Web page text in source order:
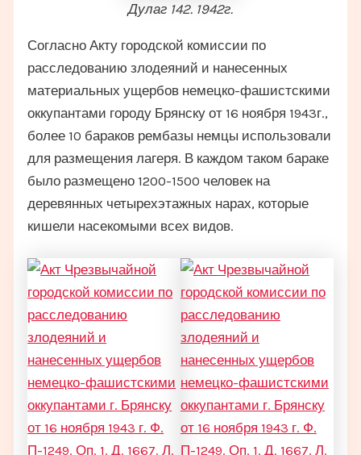
Дулаг 142. 1942г.
Согласно Акту городской комиссии по
расследованию злодеяний и нанесенных
материальных ущербов немецко-фашистскими
оккупантами городу Брянску от 16 ноября 1943г.,
более 10 бараков рембазы немцы использовали
для размещения лагеря. В каждом таком бараке
было размещено 1200-1500 человек на
деревянных четырехэтажных нарах, которые
кишели насекомыми всех видов.